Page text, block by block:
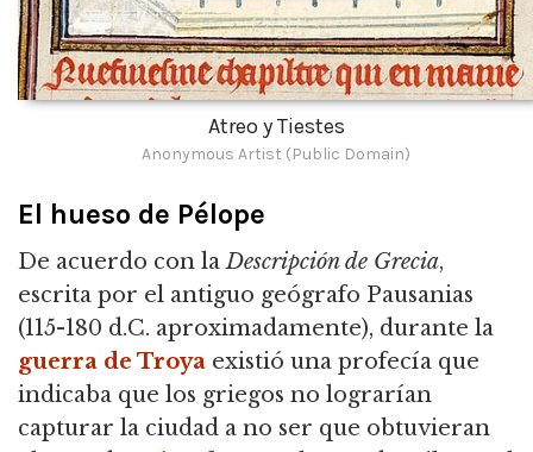
Atreo y Tiestes
Anonymous Artist (Public Domain)
El hueso de Pélope
De acuerdo con laDescripción de Grecia,
escrita por el antiguo geógrafo Pausanias
(115-180 d.C. aproximadamente), durante la
guerra de Troya existió una profecía que
indicaba que los griegos no lograrían
capturar la ciudad a no ser que obtuvieran